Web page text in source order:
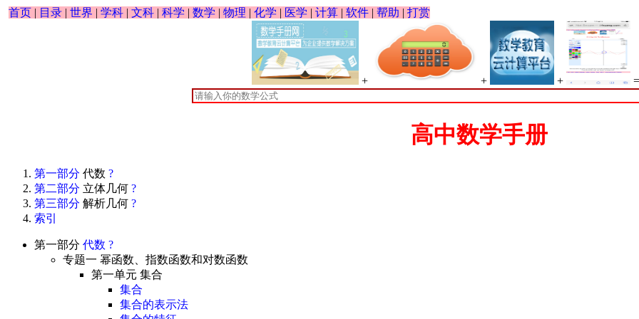
首页 | 目录 | 世界 | 学科 | 文科 | 科学 | 数学 | 物理 | 化学 | 医学 | 计算 | 软件 | 帮助 | 打赏
+ + +
高中数学手册
第一部分 代数 ?
第二部分 立体几何 ?
第三部分 解析几何 ?
索引
第一部分 代数 ?
专题一 幂函数、指数函数和对数函数
第一单元 集合
集合
集合的表示法